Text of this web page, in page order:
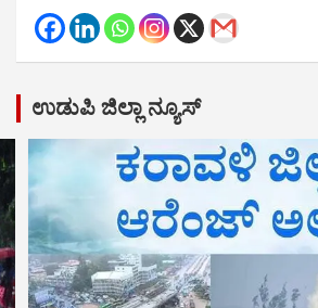
ಉಡುಪಿ ಜಿಲ್ಲಾ ನ್ಯೂಸ್